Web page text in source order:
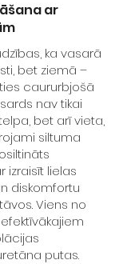
ar
ka vasarā
bet ziemā –
caururbjošā
nav tikai
bet arī vieta,
siltuma
izraisīt lielas
diskomfortu
Viens no
putas.